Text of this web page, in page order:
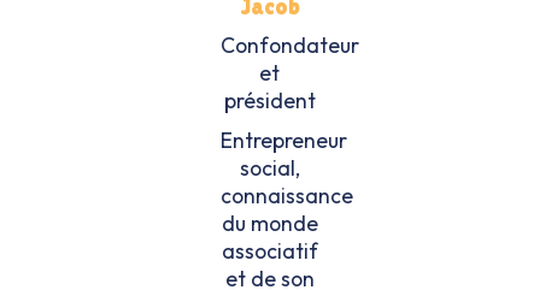
Jacob
Confondateur
et
président
Entrepreneur
social,
connaissance
du monde
associatif
et de son